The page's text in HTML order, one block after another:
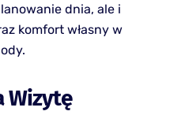
dnia, ale i
komfort własny w
Wizytę